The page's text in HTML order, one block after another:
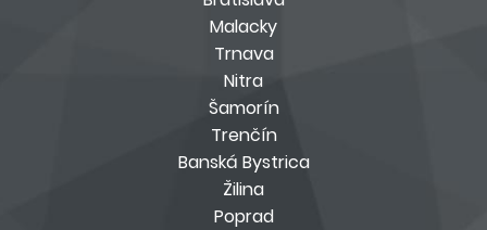
Malacky
Trnava
Nitra
Šamorín
Trenčín
Banská Bystrica
Žilina
Poprad